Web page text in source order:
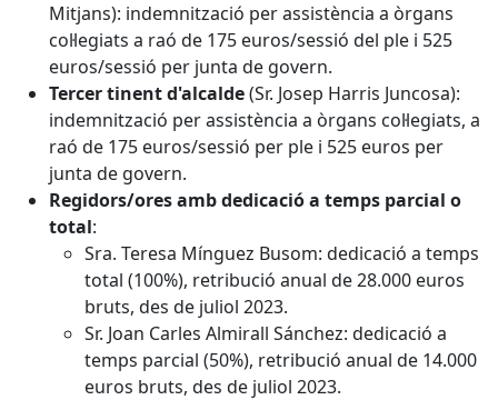
Mitjans): indemnització per assistència a òrgans
col·legiats a raó de 175 euros/sessió del ple i 525
euros/sessió per junta de govern.
Tercer tinent d'alcalde(Sr. Josep Harris Juncosa):
indemnització per assistència a òrgans col·legiats, a
raó de 175 euros/sessió per ple i 525 euros per
junta de govern.
Regidors/ores amb dedicació a temps parcial o
total:
Sra. Teresa Mínguez Busom: dedicació a temps
total (100%), retribució anual de 28.000 euros
bruts, des de juliol 2023.
Sr. Joan Carles Almirall Sánchez: dedicació a
temps parcial (50%), retribució anual de 14.000
euros bruts, des de juliol 2023.